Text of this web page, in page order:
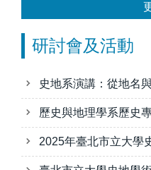
研討會及活動
史地系演講：從地名
歷史與地理學系歷史
2025年臺北市立大學